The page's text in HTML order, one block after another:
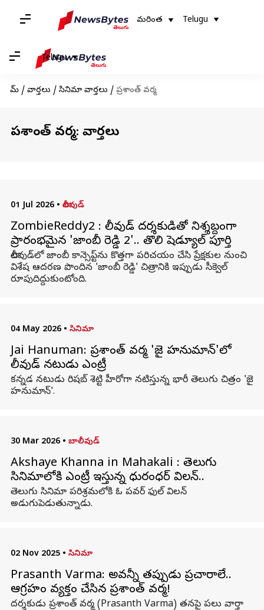
మరింత Telugu
Telugu
హోమ్ / వార్తలు / సినిమా వార్తలు / ప్రశాంత్ వర్మ
ప్రశాంత్ వర్మ: వార్తలు
01 Jul 2026 • టాలీవుడ్
ZombieReddy2 : బాలీవుడ్ దర్శకుడితో నిశ్శబ్దంగా
ప్రారంభమైన 'జాంబీ రెడ్డి 2'.. తొలి షెడ్యూల్ పూర్తి
టాలీవుడ్‌లో జాంబీ కాన్సెప్ట్‌ను కొత్తగా పరిచయం చేసి ప్రేక్షకుల నుంచి
విశేష ఆదరణ పొందిన 'జాంబీ రెడ్డి' చిత్రానికి ఇప్పుడు సీక్వెల్
రూపుదిద్దుకుంటోంది.
04 May 2026 • సినిమా
Jai Hanuman: ప్రశాంత్ వర్మ 'జై హనుమాన్'లో
బాలీవుడ్ నటుడు ఎంట్రీ
కన్నడ నటుడు రిషబ్ శెట్టి హీరోగా నటిస్తున్న భారీ తెలుగు చిత్రం 'జై
హనుమాన్'.
30 Mar 2026 • బాలీవుడ్
Akshaye Khanna in Mahakali : తెలుగు
సినిమాలోకి ఎంట్రీ ఇస్తున్న ధురంధర్ విలన్..
తెలుగు సినిమా పరిశ్రమలోకి ఓ పవర్ ఫుల్ విలన్
అడుగుపెడుతున్నాడు.
02 Nov 2025 • సినిమా
Prasanth Varma: అవన్నీ తప్పుడు ప్రచారాలే..
ఆగ్రహం వ్యక్తం చేసిన ప్రశాంత్‌ వర్మ!
దర్శకుడు ప్రశాంత్‌ వర్మ (Prasanth Varma) తనపై పలు వార్తా